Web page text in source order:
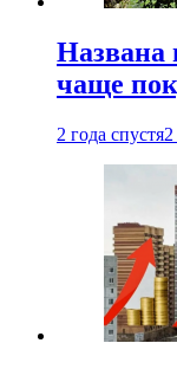
Названа
чаще
2 года спустя